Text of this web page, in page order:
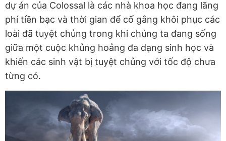
dự án của Colossal là các nhà khoa học đang lãng
phí tiền bạc và thời gian để cố gắng khôi phục các
loài đã tuyệt chủng trong khi chúng ta đang sống
giữa một cuộc khủng hoảng đa dạng sinh học và
khiến các sinh vật bị tuyệt chủng với tốc độ chưa
từng có.